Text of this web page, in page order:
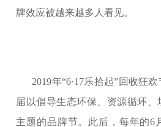
牌效应被越来越多人看见。
2019年“6·17乐拾起”回收狂
届以倡导生态环保、资源循环
主题的品牌节。此后，每年的6